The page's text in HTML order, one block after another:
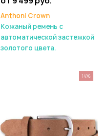
Anthoni Crown
Кожаный ремень с
автоматической застежкой
золотого цвета.
14%